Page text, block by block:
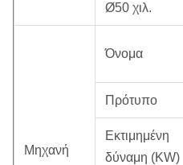
Ø50 χιλ.
Μηχανή
Όνομα
Πρότυπο
Εκτιμημένη
δύναμη (KW)